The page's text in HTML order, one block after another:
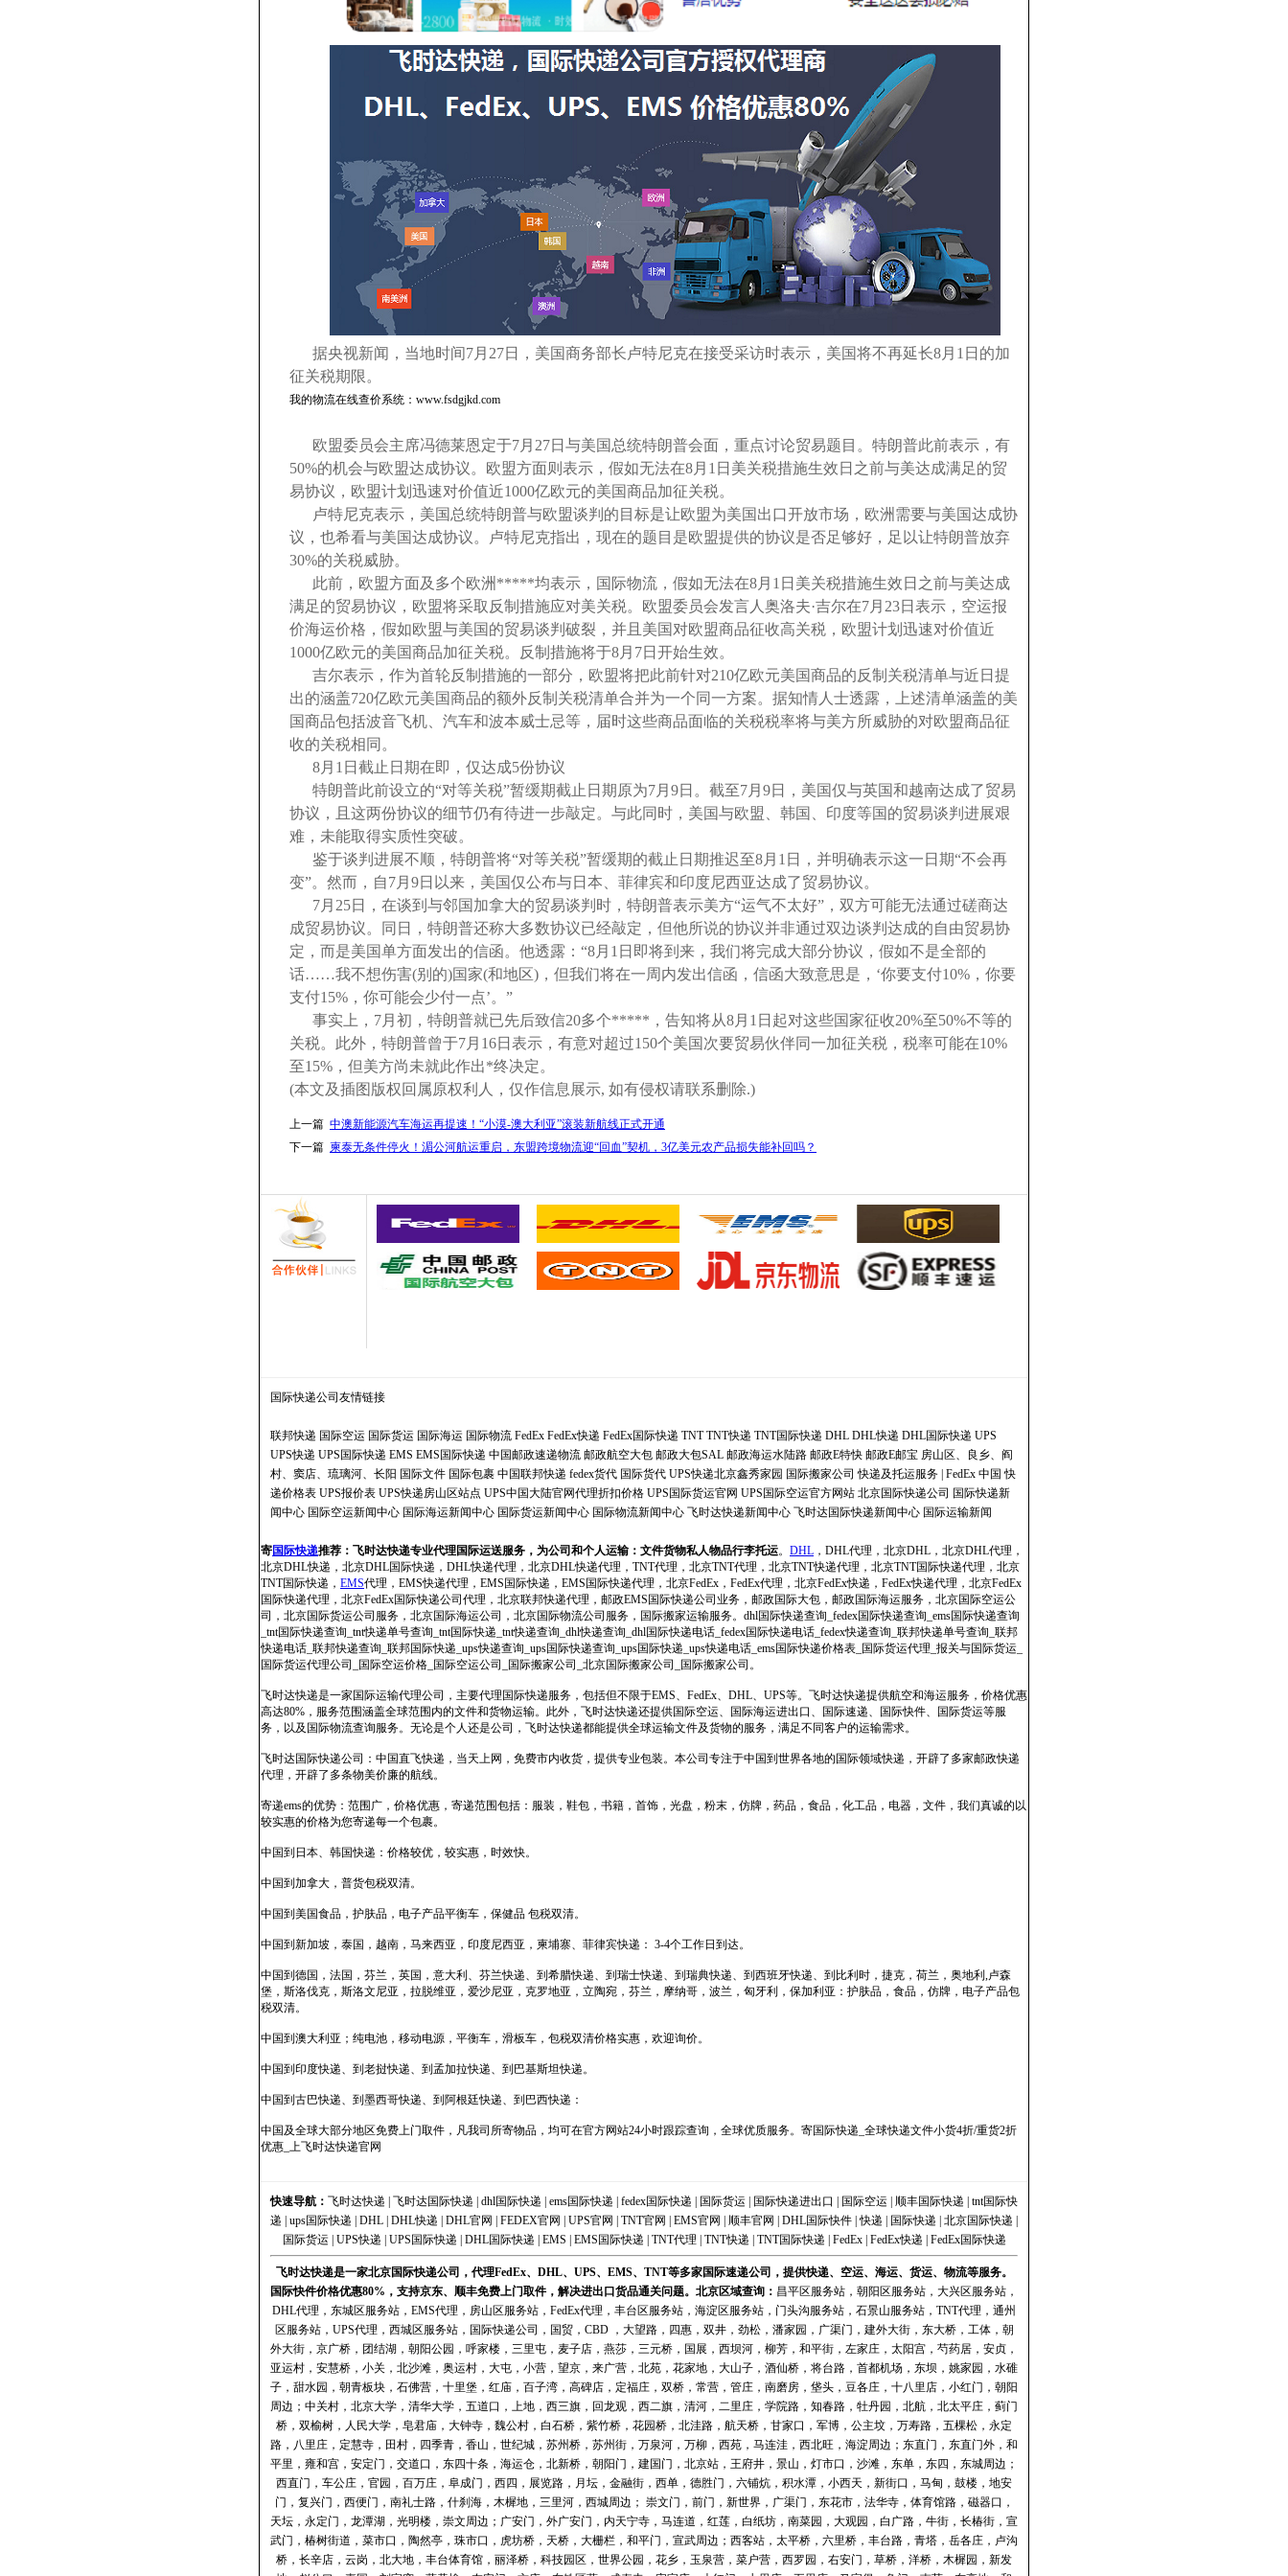
据央视新闻，当地时间7月27日，美国商务部长卢特尼克在接受采访时表示，美国将不再延长8月1日的加
征关税期限。
我的物流在线查价系统：www.fsdgjkd.com
欧盟委员会主席冯德莱恩定于7月27日与美国总统特朗普会面，重点讨论贸易题目。特朗普此前表示，有
50%的机会与欧盟达成协议。欧盟方面则表示，假如无法在8月1日美关税措施生效日之前与美达成满足的贸
易协议，欧盟计划迅速对价值近1000亿欧元的美国商品加征关税。
卢特尼克表示，美国总统特朗普与欧盟谈判的目标是让欧盟为美国出口开放市场，欧洲需要与美国达成协
议，也希看与美国达成协议。卢特尼克指出，现在的题目是欧盟提供的协议是否足够好，足以让特朗普放弃
30%的关税威胁。
此前，欧盟方面及多个欧洲*****均表示，国际物流，假如无法在8月1日美关税措施生效日之前与美达成
满足的贸易协议，欧盟将采取反制措施应对美关税。欧盟委员会发言人奥洛夫·吉尔在7月23日表示，空运报
价海运价格，假如欧盟与美国的贸易谈判破裂，并且美国对欧盟商品征收高关税，欧盟计划迅速对价值近
1000亿欧元的美国商品加征关税。反制措施将于8月7日开始生效。
吉尔表示，作为首轮反制措施的一部分，欧盟将把此前针对210亿欧元美国商品的反制关税清单与近日提
出的涵盖720亿欧元美国商品的额外反制关税清单合并为一个同一方案。据知情人士透露，上述清单涵盖的美
国商品包括波音飞机、汽车和波本威士忌等，届时这些商品面临的关税税率将与美方所威胁的对欧盟商品征
收的关税相同。
8月1日截止日期在即，仅达成5份协议
特朗普此前设立的“对等关税”暂缓期截止日期原为7月9日。截至7月9日，美国仅与英国和越南达成了贸易
协议，且这两份协议的细节仍有待进一步敲定。与此同时，美国与欧盟、韩国、印度等国的贸易谈判进展艰
难，未能取得实质性突破。
鉴于谈判进展不顺，特朗普将“对等关税”暂缓期的截止日期推迟至8月1日，并明确表示这一日期“不会再
变”。然而，自7月9日以来，美国仅公布与日本、菲律宾和印度尼西亚达成了贸易协议。
7月25日，在谈到与邻国加拿大的贸易谈判时，特朗普表示美方“运气不太好”，双方可能无法通过磋商达
成贸易协议。同日，特朗普还称大多数协议已经敲定，但他所说的协议并非通过双边谈判达成的自由贸易协
定，而是美国单方面发出的信函。他透露：“8月1日即将到来，我们将完成大部分协议，假如不是全部的
话……我不想伤害(别的)国家(和地区)，但我们将在一周内发出信函，信函大致意思是，‘你要支付10%，你要
支付15%，你可能会少付一点’。”
事实上，7月初，特朗普就已先后致信20多个*****，告知将从8月1日起对这些国家征收20%至50%不等的
关税。此外，特朗普曾于7月16日表示，有意对超过150个美国次要贸易伙伴同一加征关税，税率可能在10%
至15%，但美方尚未就此作出*终决定。
(本文及插图版权回属原权利人，仅作信息展示, 如有侵权请联系删除.)
上一篇 中澳新能源汽车海运再提速！“小漠-澳大利亚”滚装新航线正式开通
下一篇 柬泰无条件停火！湄公河航运重启，东盟跨境物流迎“回血”契机，3亿美元农产品损失能补回吗？
国际快递公司 友情链接
联邦快递 国际空运 国际货运 国际海运 国际物流 FedEx FedEx快递 FedEx国际快递 TNT TNT快递 TNT国际快递 DHL DHL快递 DHL国际快递 UPS
UPS快递 UPS国际快递 EMS EMS国际快递 中国邮政速递物流 邮政航空大包 邮政大包SAL 邮政海运水陆路 邮政E特快 邮政E邮宝 房山区、良乡、阎
村、窦店、琉璃河、长阳 国际文件 国际包裹 中国联邦快递 fedex货代 国际货代 UPS快递北京鑫秀家园 国际搬家公司 快递及托运服务 | FedEx 中国 快
递价格表 UPS报价表 UPS快递房山区站点 UPS中国大陆官网代理折扣价格 UPS国际货运官网 UPS国际空运官方网站 北京国际快递公司 国际快递新
闻中心 国际空运新闻中心 国际海运新闻中心 国际货运新闻中心 国际物流新闻中心 飞时达快递新闻中心 飞时达国际快递新闻中心 国际运输新闻
寄国际快递推荐： 飞时达快递专业代理国际运送服务，为公司和个人运输：文件货物私人物品行李托运。 DHL ，DHL代理，北京DHL，北京DHL代理，
北京DHL快递，北京DHL国际快递，DHL快递代理，北京DHL快递代理，TNT代理，北京TNT代理，北京TNT快递代理，北京TNT国际快递代理，北京
TNT国际快递， EMS代理，EMS快递代理，EMS国际快递，EMS国际快递代理，北京FedEx，FedEx代理，北京FedEx快递，FedEx快递代理，北京FedEx
国际快递代理，北京FedEx国际快递公司代理，北京联邦快递代理，邮政EMS国际快递公司业务，邮政国际大包，邮政国际海运服务，北京国际空运公
司，北京国际货运公司服务，北京国际海运公司，北京国际物流公司服务，国际搬家运输服务。dhl国际快递查询_fedex国际快递查询_ems国际快递查询
_tnt国际快递查询_tnt快递单号查询_tnt国际快递_tnt快递查询_dhl快递查询_dhl国际快递电话_fedex国际快递电话_fedex快递查询_联邦快递单号查询_联邦
快递电话_联邦快递查询_联邦国际快递_ups快递查询_ups国际快递查询_ups国际快递_ups快递电话_ems国际快递价格表_国际货运代理_报关与国际货运_
国际货运代理公司_国际空运价格_国际空运公司_国际搬家公司_北京国际搬家公司_国际搬家公司。
飞时达快递是一家国际运输代理公司，主要代理国际快递服务，包括但不限于EMS、FedEx、DHL、UPS等。飞时达快递提供航空和海运服务，价格优惠
高达80%，服务范围涵盖全球范围内的文件和货物运输。此外，飞时达快递还提供国际空运、国际海运进出口、国际速递、国际快件、国际货运等服
务，以及国际物流查询服务。无论是个人还是公司，飞时达快递都能提供全球运输文件及货物的服务，满足不同客户的运输需求。
飞时达国际快递公司：中国直飞快递，当天上网，免费市内收货，提供专业包装。本公司专注于中国到世界各地的国际领域快递，开辟了多家邮政快递
代理，开辟了多条物美价廉的航线。
寄递ems的优势：范围广，价格优惠，寄递范围包括：服装，鞋包，书籍，首饰，光盘，粉末，仿牌，药品，食品，化工品，电器，文件，我们真诚的以
较实惠的价格为您寄递每一个包裹。
中国到日本、韩国快递：价格较优，较实惠，时效快。
中国到加拿大，普货包税双清。
中国到美国食品，护肤品，电子产品平衡车，保健品 包税双清。
中国到新加坡，泰国，越南，马来西亚，印度尼西亚，柬埔寨、菲律宾快递： 3-4个工作日到达。
中国到德国，法国，芬兰，英国，意大利、芬兰快递、到希腊快递、到瑞士快递、到瑞典快递、到西班牙快递、到比利时，捷克，荷兰，奥地利,卢森
堡，斯洛伐克，斯洛文尼亚，拉脱维亚，爱沙尼亚，克罗地亚，立陶宛，芬兰，摩纳哥，波兰，匈牙利，保加利亚：护肤品，食品，仿牌，电子产品包
税双清。
中国到澳大利亚；纯电池，移动电源，平衡车，滑板车，包税双清价格实惠，欢迎询价。
中国到印度快递、到老挝快递、到孟加拉快递、到巴基斯坦快递。
中国到古巴快递、到墨西哥快递、到阿根廷快递、到巴西快递：
中国及全球大部分地区免费上门取件，凡我司所寄物品，均可在官方网站24小时跟踪查询，全球优质服务。寄国际快递_全球快递文件小货4折/重货2折
优惠_上飞时达快递官网
快速导航： 飞时达快递 飞时达国际快递 dhl国际快递 ems国际快递 fedex国际快递 国际货运 国际快递进出口 国际空运 顺丰国际快递
tnt国际快
递
ups国际快递 DHL DHL快递 DHL官网 FEDEX官网 UPS官网 TNT官网 EMS官网 顺丰官网 DHL国际快件 |快递 国际快递 北京国际快递
国际货运| UPS快递 UPS国际快递 DHL国际快递 EMS EMS国际快递 TNT代理 TNT快递 TNT国际快递 FedEx| FedEx快递 FedEx国际快递
飞时达快递是一家北京国际快递公司，代理FedEx、DHL、UPS、EMS、TNT等多家国际速递公司，提供快递、空运、海运、货运、物流等服务。
国际快件价格优惠80%，支持京东、顺丰免费上门取件，解决进出口货品通关问题。北京区域查询 ： 昌平区服务站 ， 朝阳区服务站 ， 大兴区服务站 ，
DHL代理 ， 东城区服务站 ， EMS代理 ， 房山区服务站 ， FedEx代理 ， 丰台区服务站 ， 海淀区服务站 ， 门头沟服务站 ， 石景山服务站 ， TNT代理 ， 通州
区服务站， UPS代理 ， 西城区服务站， 国际快递公司 ，国贸，CBD ，大望路，四惠，双井，劲松，潘家园，广渠门，建外大街，东大桥，工体，朝
外大街，京广桥，团结湖，朝阳公园，呼家楼，三里屯，麦子店，燕莎，三元桥，国展，西坝河，柳芳，和平街，左家庄，太阳宫，芍药居，安贞，
亚运村，安慧桥，小关，北沙滩，奥运村，大屯，小营，望京，来广营，北苑，花家地，大山子，酒仙桥，将台路，首都机场，东坝，姚家园，水碓
子，甜水园，朝青板块，石佛营，十里堡，红庙，百子湾，高碑店，定福庄，双桥，常营，管庄，南磨房，垡头，豆各庄，十八里店，小红门，朝阳
周边；中关村，北京大学，清华大学，五道口，上地，西三旗，回龙观，西二旗，清河，二里庄，学院路，知春路，牡丹园，北航，北太平庄，蓟门
桥，双榆树，人民大学，皂君庙，大钟寺，魏公村，白石桥，紫竹桥，花园桥，北洼路，航天桥，甘家口，军博，公主坟，万寿路，五棵松，永定
路，八里庄，定慧寺，田村，四季青，香山，世纪城，苏州桥，苏州街，万泉河，万柳，西苑，马连洼，西北旺，海淀周边；东直门，东直门外，和
平里，雍和宫，安定门，交道口，东四十条，海运仓，北新桥，朝阳门，建国门，北京站，王府井，景山，灯市口，沙滩，东单，东四，东城周边；
西直门，车公庄，官园，百万庄，阜成门，西四，展览路，月坛，金融街，西单，德胜门，六铺炕，积水潭，小西天，新街口，马甸，鼓楼，地安
门，复兴门，西便门，南礼士路，什刹海，木樨地，三里河，西城周边； 崇文门，前门，新世界，广渠门，东花市，法华寺，体育馆路，磁器口，
天坛，永定门，龙潭湖，光明楼，崇文周边；广安门，外广安门，内天宁寺，马连道，红莲，白纸坊，南菜园，大观园，白广路，牛街，长椿街，宣
武门，椿树街道，菜市口，陶然亭，珠市口，虎坊桥，天桥，大栅栏，和平门，宣武周边；西客站，太平桥，六里桥，丰台路，青塔，岳各庄，卢沟
桥，长辛店，云岗，北大地，丰台体育馆，丽泽桥，科技园区，世界公园，花乡，玉泉营，菜户营，西罗园，右安门，草桥，洋桥，木樨园，新发